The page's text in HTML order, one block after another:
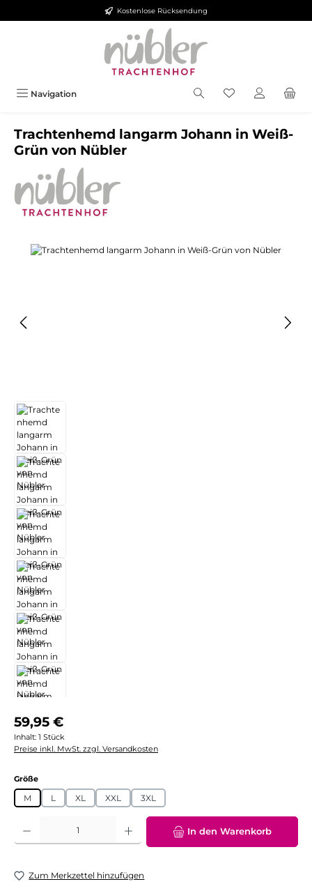
Zum Hauptinhalt springen Kostenlose Rücksendung
Navigation
Trachtenhemd langarm Johann in Weiß-
Grün von Nübler
Bildergalerie überspringen
Regulärer Preis:
59,95 €
Inhalt: 1 Stück
Preise inkl. MwSt. zzgl. Versandkosten
Größeauswählen
M L XL XXL 3XL
Produkt Anzahl: Gib den gewünschten Wert ein oder benutze die
In den Warenkorb
Zum Merkzettel hinzufügen